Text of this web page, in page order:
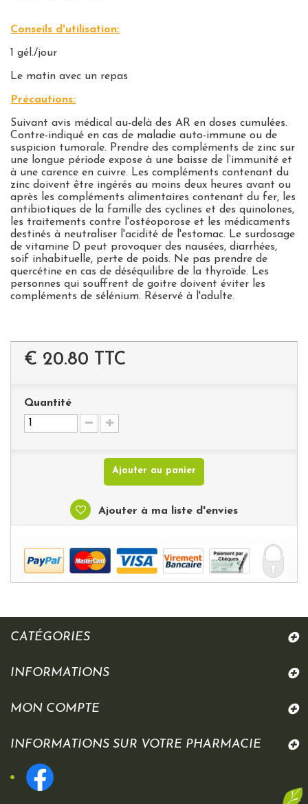
Conseils d'utilisation:
1 gél./jour
Le matin avec un repas
Précautions:
Suivant avis médical au-delà des AR en doses cumulées.
Contre-indiqué en cas de maladie auto-immune ou de
suspicion tumorale. Prendre des compléments de zinc sur
une longue période expose à une baisse de l’immunité et
à une carence en cuivre. Les compléments contenant du
zinc doivent être ingérés au moins deux heures avant ou
après les compléments alimentaires contenant du fer, les
antibiotiques de la famille des cyclines et des quinolones,
les traitements contre l'ostéoporose et les médicaments
destinés à neutraliser l'acidité de l'estomac. Le surdosage
de vitamine D peut provoquer des nausées, diarrhées,
soif inhabituelle, perte de poids. Ne pas prendre de
quercétine en cas de déséquilibre de la thyroïde. Les
personnes qui souffrent de goitre doivent éviter les
compléments de sélénium. Réservé à l'adulte.
€ 20.80 TTC
Quantité
Ajouter au panier
Ajouter à ma liste d'envies
CATÉGORIES
INFORMATIONS
MON COMPTE
INFORMATIONS SUR VOTRE PHARMACIE